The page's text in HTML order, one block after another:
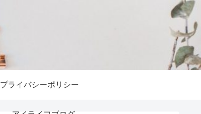
プライバシーポリシー